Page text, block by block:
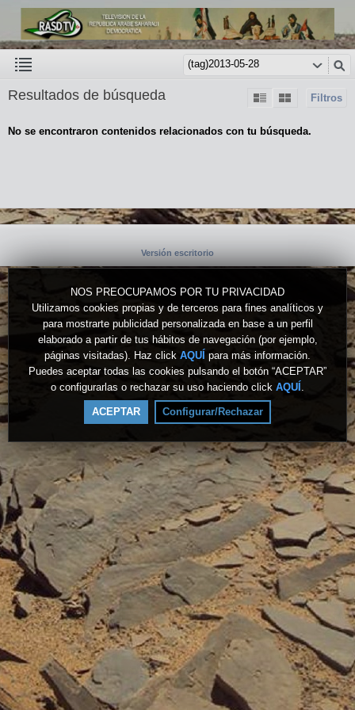
NOS PREOCUPAMOS POR TU PRIVACIDAD
Utilizamos cookies propias y de terceros para fines analíticos y
para mostrarte publicidad personalizada en base a un perfil
elaborado a partir de tus hábitos de navegación (por ejemplo,
páginas visitadas). Haz click AQUÍ para más información.
Puedes aceptar todas las cookies pulsando el botón “ACEPTAR”
o configurarlas o rechazar su uso haciendo click AQUÍ .
ACEPTAR Configurar/Rechazar
Filtros
Resultados de búsqueda
No se encontraron contenidos relacionados con tu búsqueda.
Versión escritorio